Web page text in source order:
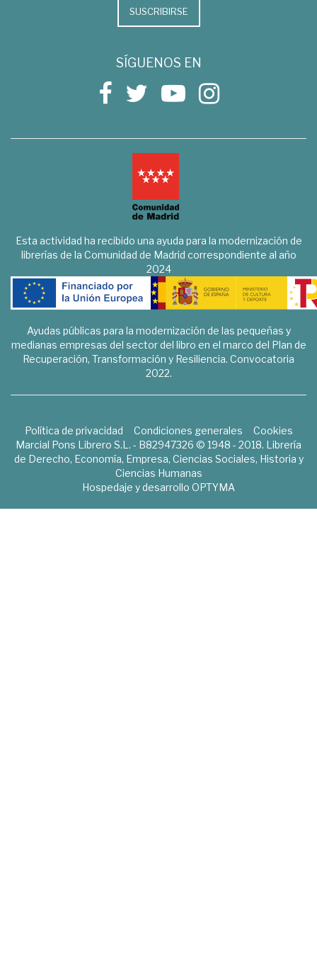
SUSCRIBIRSE
SÍGUENOS EN
Esta actividad ha recibido una ayuda para la modernización de
librerías de la Comunidad de Madrid correspondiente al año
2024
Ayudas públicas para la modernización de las pequeñas y
medianas empresas del sector del libro en el marco del Plan de
Recuperación, Transformación y Resiliencia. Convocatoria
2022.
Política de privacidad Condiciones generales
Cookies
Marcial Pons Librero S.L. - B82947326 © 1948 - 2018. Librería
de Derecho, Economía, Empresa, Ciencias Sociales, Historia y
Ciencias Humanas
Hospedaje y desarrollo OPTYMA